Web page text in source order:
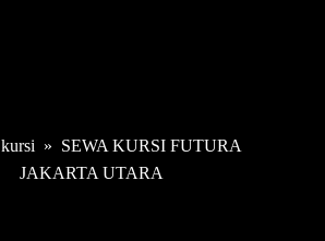
kursi » SEWA KURSI FUTURA
JAKARTA UTARA